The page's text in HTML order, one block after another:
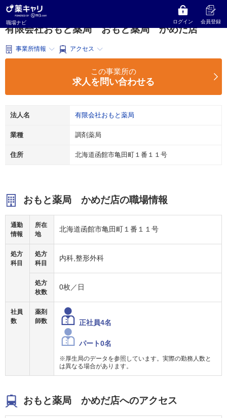
職場ナビ ログイン 会員登録
薬キャリ 職場ナビ
有限会社おもと薬局
おもと薬局 かめだ店
有限会社おもと薬局 おもと薬局 かめだ店
事業所情報 アクセス
この事業所の
求人を問い合わせる
法人名 有限会社おもと薬局
業種 調剤薬局
住所 北海道函館市亀田町１番１１号
おもと薬局 かめだ店の職場情報
通勤
情報
所在
地
北海道函館市亀田町１番１１号
処方
科目
処方
科目
内科,整形外科
処方
枚数
0枚／日
社員
数
薬剤
師数
正社員4名
パート0名
※厚生局のデータを参照しています。実際の勤務人数と
は異なる場合があります。
おもと薬局 かめだ店へのアクセス